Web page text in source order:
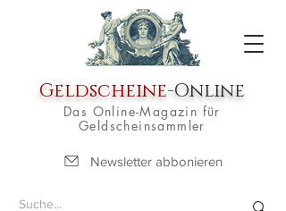
Geldscheine-Online
Das Online-Magazin für
Geldscheinsammler
Newsletter abbonieren